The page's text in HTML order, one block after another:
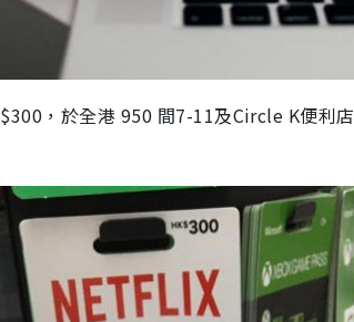
$300 ，於全港 950 間7-11及Circle K便利店